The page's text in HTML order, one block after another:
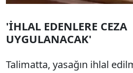
'İHLAL EDENLERE CEZA
UYGULANACAK'
Talimatta, yasağın ihlal